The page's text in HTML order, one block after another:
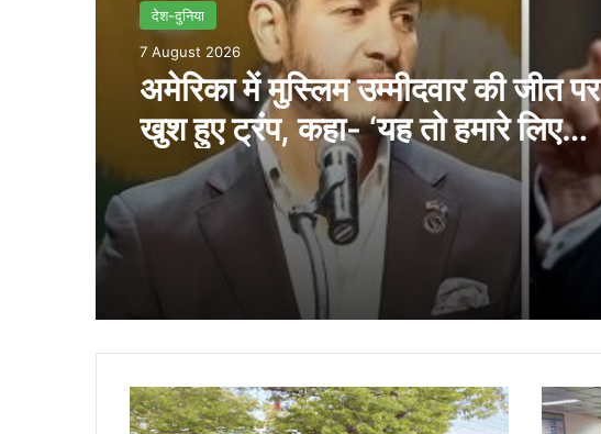
देश-दुनिया
7 August 2026
अमेरिका में मुस्लिम उम्मीदवार की जीत पर
खुश हुए ट्रंप, कहा- ‘यह तो हमारे लिए
अच्छी खबर है’
CM
के
बीएसपी
के